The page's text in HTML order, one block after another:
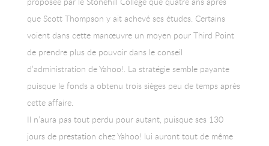
que Scott Thompson y ait achevé ses études. Certains
voient dans cette manœuvre un moyen pour Third Point
de prendre plus de pouvoir dans le conseil
d’administration de Yahoo!. La stratégie semble payante
puisque le fonds a obtenu trois sièges peu de temps après
cette affaire.
Il n’aura pas tout perdu pour autant, puisque ses 130
jours de prestation chez Yahoo! lui auront tout de même